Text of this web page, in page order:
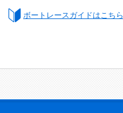
ボートレースガイドはこちら